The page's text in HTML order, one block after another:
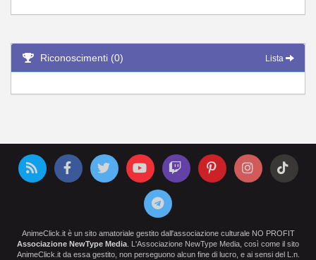
Riconoscimenti (0) Lista
AnimeClick.it è un sito amatoriale gestito dall'associazione culturale NO PROFIT
Associazione NewType Media . L'Associazione NewType Media, così come il sito
AnimeClick.it da essa gestito, non perseguono alcun fine di lucro, e ai sensi del L.n.